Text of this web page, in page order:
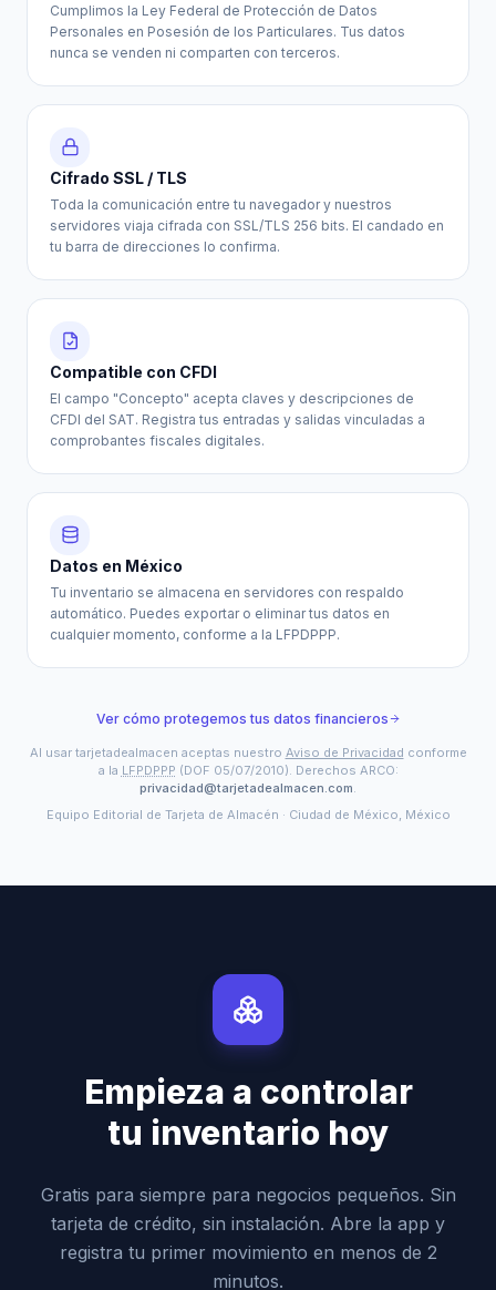
Cumplimos la Ley Federal de Protección de Datos
Personales en Posesión de los Particulares. Tus datos
nunca se venden ni comparten con terceros.
Cifrado SSL / TLS
Toda la comunicación entre tu navegador y nuestros
servidores viaja cifrada con SSL/TLS 256 bits. El candado en
tu barra de direcciones lo confirma.
Compatible con CFDI
El campo "Concepto" acepta claves y descripciones de
CFDI del SAT. Registra tus entradas y salidas vinculadas a
comprobantes fiscales digitales.
Datos en México
Tu inventario se almacena en servidores con respaldo
automático. Puedes exportar o eliminar tus datos en
cualquier momento, conforme a la LFPDPPP.
Ver cómo protegemos tus datos financieros
Al usar tarjetadealmacen aceptas nuestro Aviso de Privacidad conforme
a la LFPDPPP (DOF 05/07/2010). Derechos ARCO:
privacidad@tarjetadealmacen.com
Equipo Editorial de Tarjeta de Almacén · Ciudad de México, México
Empieza a controlar
tu inventario hoy
Gratis para siempre para negocios pequeños. Sin
tarjeta de crédito, sin instalación. Abre la app y
registra tu primer movimiento en menos de 2
minutos.